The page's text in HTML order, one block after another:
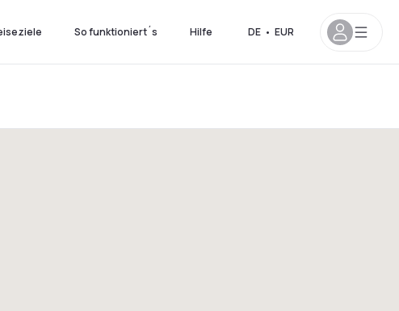
So funktioniert´s Hilfe DE • EUR